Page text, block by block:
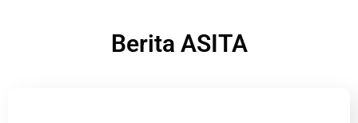
Berita ASITA